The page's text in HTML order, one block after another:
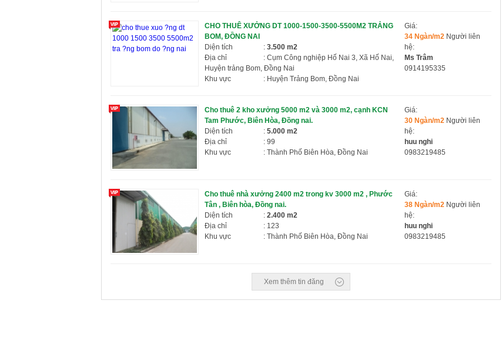
CHO THUÊ XƯỞNG DT 1000-1500-3500-5500M2 TRẢNG
BOM, ĐỒNG NAI
Diện tích
: 3.500 m2
Địa chỉ
: Cụm Công nghiệp Hố Nai 3, Xã Hố Nai,
Huyện trảng Bom, Đồng Nai
Khu vực
: Huyện Trảng Bom, Đồng Nai
Giá:
34 Ngàn/m2 Người liên
hệ:
Ms Trâm
0914195335
Cho thuê 2 kho xưởng 5000 m2 và 3000 m2, cạnh KCN
Tam Phước, Biên Hòa, Đồng nai.
Diện tích
: 5.000 m2
Địa chỉ
: 99
Khu vực
: Thành Phố Biên Hòa, Đồng Nai
Giá:
30 Ngàn/m2 Người liên
hệ:
huu nghi
0983219485
Cho thuê nhà xưởng 2400 m2 trong kv 3000 m2 , Phước
Tân , Biên hòa, Đồng nai.
Diện tích
: 2.400 m2
Địa chỉ
: 123
Khu vực
: Thành Phố Biên Hòa, Đồng Nai
Giá:
38 Ngàn/m2 Người liên
hệ:
huu nghi
0983219485
Xem thêm tin đăng